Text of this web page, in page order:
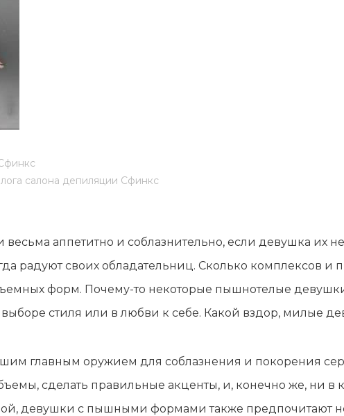
салона депиляции Сфинкс
аппетитно и соблазнительно, если девушка их
радуют своих обладательниц. Сколько комплексов и
форм. Почему-то некоторые пышнотелые
выборе стиля или в любви к себе. Какой вздор, милые
главным оружием для соблазнения и покорения
сделать правильные акценты, и, конечно же, ни в
девушки с пышными формами также предпочитают